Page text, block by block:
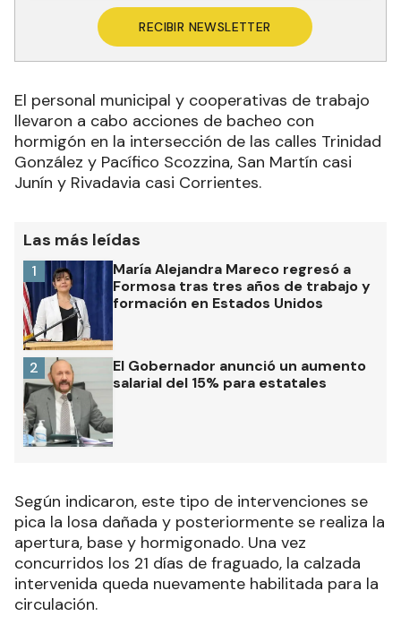
RECIBIR NEWSLETTER
El personal municipal y cooperativas de trabajo
llevaron a cabo acciones de bacheo con
hormigón en la intersección de las calles Trinidad
González y Pacífico Scozzina, San Martín casi
Junín y Rivadavia casi Corrientes.
Las más leídas
María Alejandra Mareco regresó a
Formosa tras tres años de trabajo y
formación en Estados Unidos
1
El Gobernador anunció un aumento
salarial del 15% para estatales
2
Según indicaron, este tipo de intervenciones se
pica la losa dañada y posteriormente se realiza la
apertura, base y hormigonado. Una vez
concurridos los 21 días de fraguado, la calzada
intervenida queda nuevamente habilitada para la
circulación.